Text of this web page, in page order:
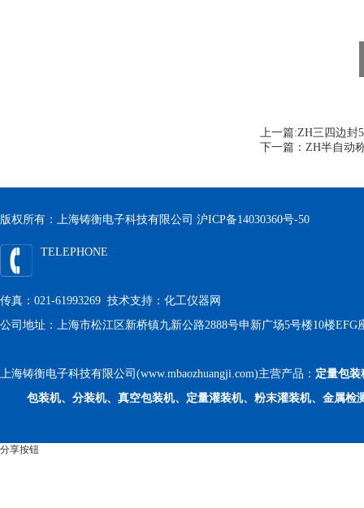
上一篇:ZH三四边封
下一篇： ZH半自动
版权所有：上海铸衡电子科技有限公司 沪ICP备14030360号-50
TELEPHONE
传真：021-61993269 技术支持： 化工仪器网
公司地址：上海市松江区新桥镇九新公路2888号申新广场5号楼10楼EFG
上海铸衡电子科技有限公司(www.mbaozhuangji.com)主营产品： 定量包装
包装机、分装机、真空包装机、定量灌装机、粉末灌装机、金属检
分享按钮